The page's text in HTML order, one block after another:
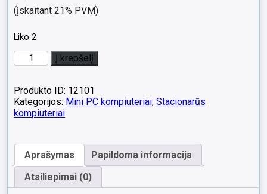
(įskaitant 21% PVM)
Liko 2
produkto
kiekis:
ProDesk
400
G3
i5-
7500T
8GB
128GB
Į krepšelį
Produkto ID: 12101
Kategorijos: Mini PC kompiuteriai,Stacionarūs
kompiuteriai
Aprašymas
Papildoma informacija
Atsiliepimai (0)